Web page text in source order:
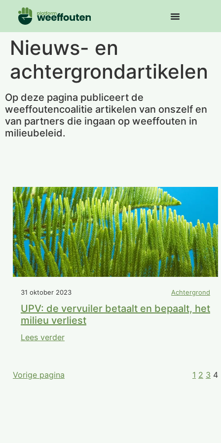
Nieuws- en
achtergrondartikelen
Op deze pagina publiceert de
weeffoutencoalitie artikelen van onszelf en
van partners die ingaan op weeffouten in
milieubeleid.
31 oktober 2023 Achtergrond
UPV: de vervuiler betaalt en bepaalt, het
milieu verliest
Lees verder
Vorige pagina 1 2 3 4